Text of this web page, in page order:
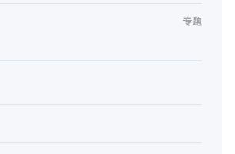
专题